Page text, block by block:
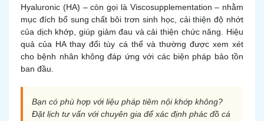
Hyaluronic (HA) – còn gọi là Viscosupplementation – nhằm
mục đích bổ sung chất bôi trơn sinh học, cải thiện độ nhớt
của dịch khớp, giúp giảm đau và cải thiện chức năng. Hiệu
quả của HA thay đổi tùy cá thể và thường được xem xét
cho bệnh nhân không đáp ứng với các biện pháp bảo tồn
ban đầu.
Bạn có phù hợp với liệu pháp tiêm nội khớp không?
Đặt lịch tư vấn với chuyên gia để xác định phác đồ cá